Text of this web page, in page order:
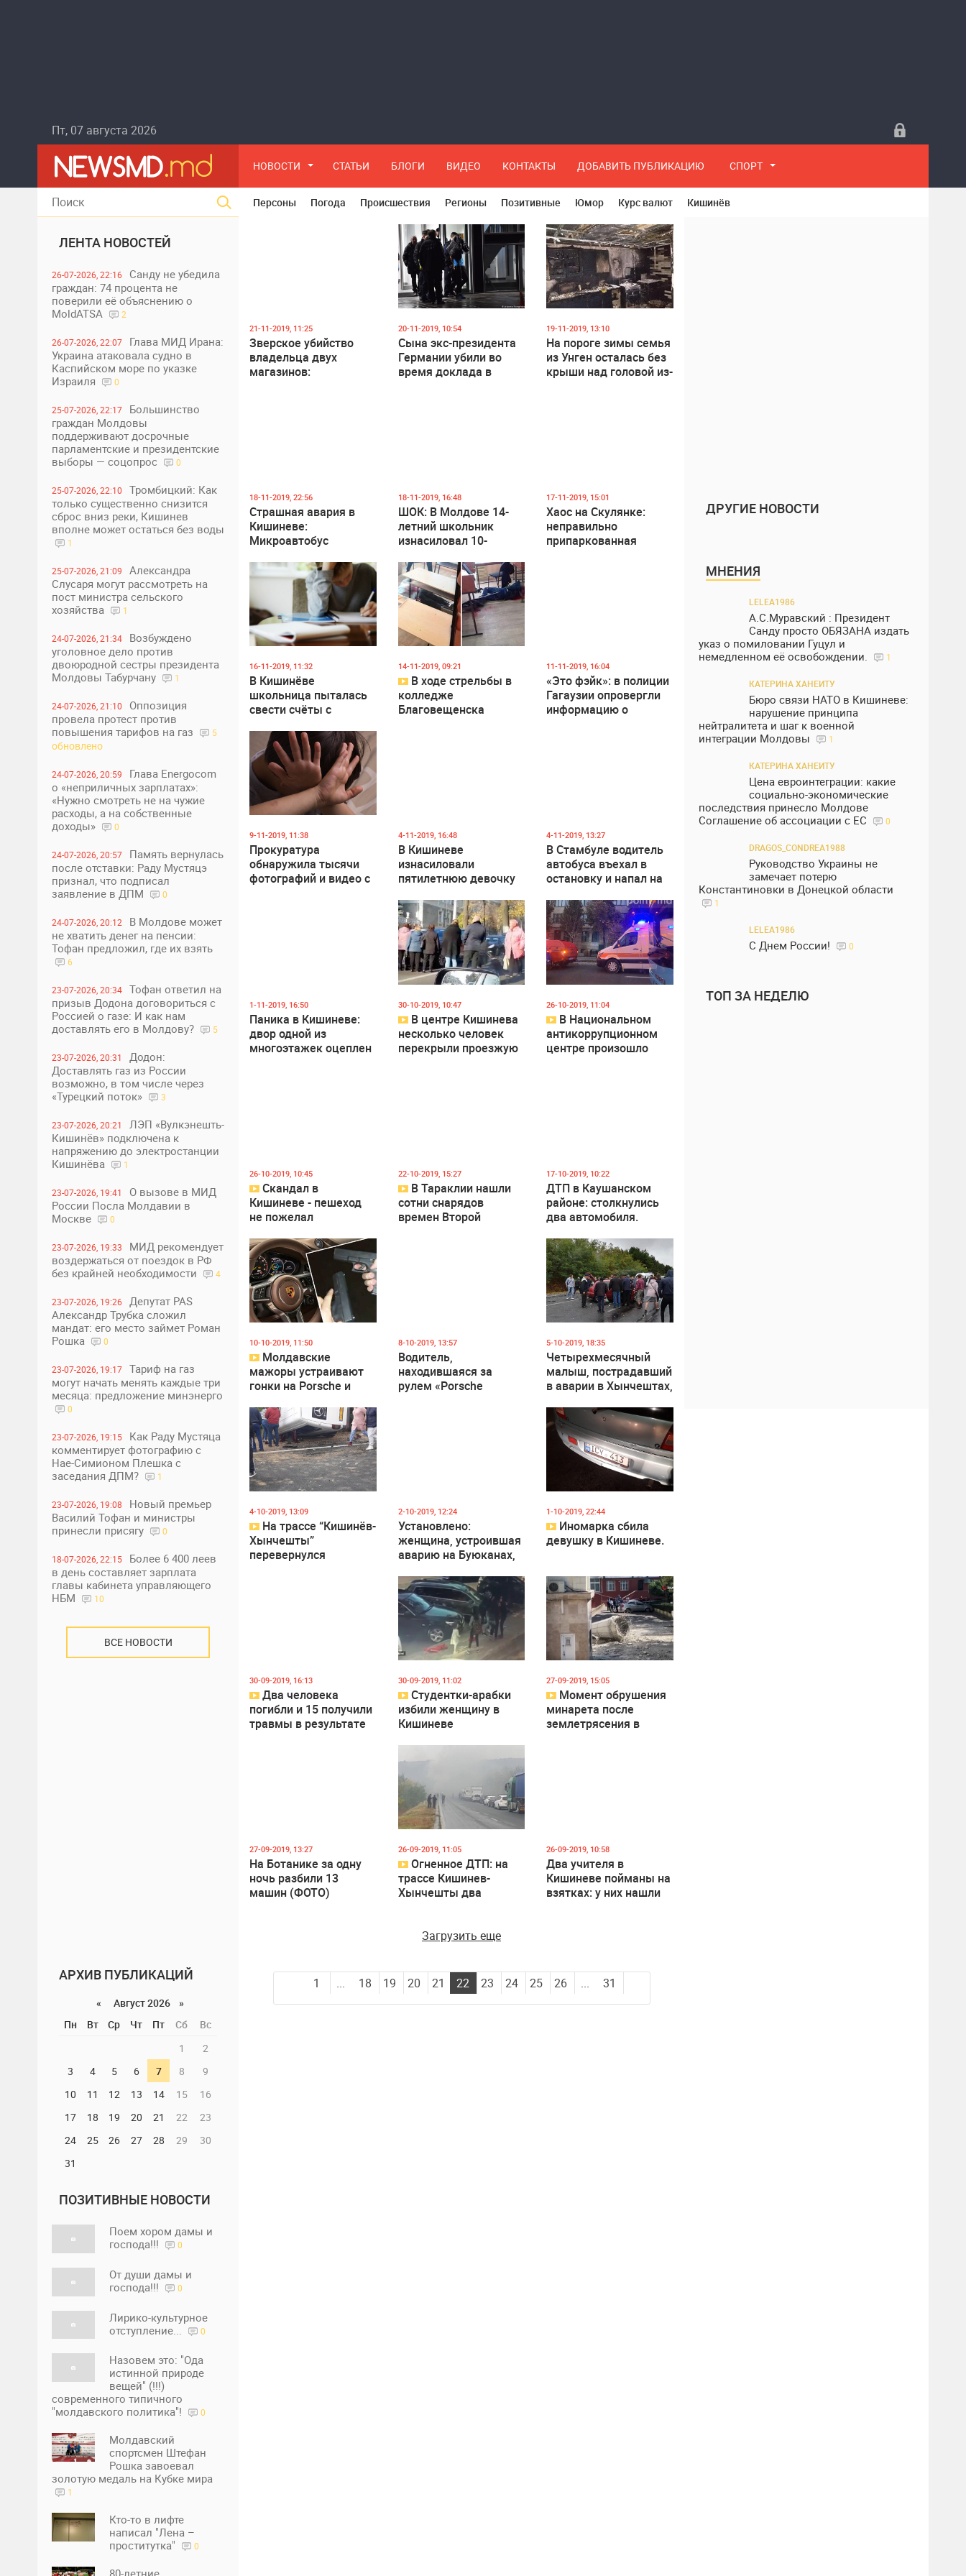
Пт, 07 августа 2026
НОВОСТИ СТАТЬИ БЛОГИ ВИДЕО КОНТАКТЫ ДОБАВИТЬ ПУБЛИКАЦИЮ СПОРТ
ЛЕНТА НОВОСТЕЙ
26-07-2026, 22:16
Санду не убедила
граждан: 74 процента не
поверили её объяснению о
MoldATSA
2
26-07-2026, 22:07
Глава МИД Ирана:
Украина атаковала судно в
Каспийском море по указке
Израиля
0
25-07-2026, 22:17
Большинство
граждан Молдовы
поддерживают досрочные
парламентские и президентские
выборы — соцопрос
0
25-07-2026, 22:10
Тромбицкий: Как
только существенно снизится
сброс вниз реки, Кишинев
вполне может остаться без воды
1
25-07-2026, 21:09
Александра
Слусаря могут рассмотреть на
пост министра сельского
хозяйства
1
24-07-2026, 21:34
Возбуждено
уголовное дело против
двоюродной сестры президента
Молдовы Табурчану
1
24-07-2026, 21:10
Оппозиция
провела протест против
повышения тарифов на газ
5
обновлено
24-07-2026, 20:59
Глава Energocom
о «неприличных зарплатах»:
«Нужно смотреть не на чужие
расходы, а на собственные
доходы»
0
24-07-2026, 20:57
Память вернулась
после отставки: Раду Мустяцэ
признал, что подписал
заявление в ДПМ
0
24-07-2026, 20:12
В Молдове может
не хватить денег на пенсии:
Тофан предложил, где их взять
6
23-07-2026, 20:34
Тофан ответил на
призыв Додона договориться с
Россией о газе: И как нам
доставлять его в Молдову?
5
23-07-2026, 20:31
Додон:
Доставлять газ из России
возможно, в том числе через
«Турецкий поток»
3
23-07-2026, 20:21
ЛЭП «Вулкэнешть-
Кишинёв» подключена к
напряжению до электростанции
Кишинёва
1
23-07-2026, 19:41
О вызове в МИД
России Посла Молдавии в
Москве
0
23-07-2026, 19:33
МИД рекомендует
воздержаться от поездок в РФ
без крайней необходимости
4
23-07-2026, 19:26
Депутат PAS
Александр Трубка сложил
мандат: его место займет Роман
Рошка
0
23-07-2026, 19:17
Тариф на газ
могут начать менять каждые три
месяца: предложение минэнерго
0
23-07-2026, 19:15
Как Раду Мустяца
комментирует фотографию с
Нае-Симионом Плешка с
заседания ДПМ?
1
23-07-2026, 19:08
Новый премьер
Василий Тофан и министры
принесли присягу
0
18-07-2026, 22:15
Более 6 400 леев
в день составляет зарплата
главы кабинета управляющего
НБМ
10
ВСЕ НОВОСТИ
АРХИВ ПУБЛИКАЦИЙ
«
Август 2026 »
Пн
Вт Ср Чт Пт Сб
Вс
1
2
3
4 5 6 7 8
9
10
11 12 13 14 15
16
17
18 19 20 21 22
23
24
25 26 27 28 29
30
31
ПОЗИТИВНЫЕ НОВОСТИ
Поем хором дамы и
господа!!!
0
От души дамы и
господа!!!
0
Лирико-культурное
отступление...
0
Назовем это: "Ода
истинной природе
вещей" (!!!)
современного типичного
"молдавского политика"!
0
Молдавский
спортсмен Штефан
Рошка завоевал
золотую медаль на Кубке мира
1
Кто-то в лифте
написал "Лена –
проститутка"
0
Персоны Погода Происшествия Регионы Позитивные Юмор Курс валют Кишинёв
0
21-11-2019, 11:25
Зверское убийство
владельца двух
магазинов:
0
20-11-2019, 10:54
Сына экс-президента
Германии убили во
время доклада в
0
19-11-2019, 13:10
На пороге зимы семья
из Унген осталась без
крыши над головой из-
0
18-11-2019, 22:56
Страшная авария в
Кишиневе:
Микроавтобус
чудом остался жив - с
тяжелыми травмами
госпитализирован
0
18-11-2019, 16:48
ШОК: В Молдове 14-
летний школьник
изнасиловал 10-
подросток не
задержан
1
17-11-2019, 15:01
Хаос на Скулянке:
неправильно
припаркованная
0
16-11-2019, 11:32
В Кишинёве
школьница пыталась
свести счёты с
0
14-11-2019, 09:21
В ходе стрельбы в
колледже
Благовещенска
0
11-11-2019, 16:04
«Это фэйк»: в полиции
Гагаузии опровергли
информацию о
0
9-11-2019, 11:38
Прокуратура
обнаружила тысячи
фотографий и видео с
0
4-11-2019, 16:48
В Кишиневе
изнасиловали
пятилетнюю девочку
реанимации
0
4-11-2019, 13:27
В Стамбуле водитель
автобуса въехал в
остановку и напал на
1-11-2019, 16:50
Паника в Кишиневе:
двор одной из
многоэтажек оцеплен
30-10-2019, 10:47
В центре Кишинева
несколько человек
перекрыли проезжую
26-10-2019, 11:04
В Национальном
антикоррупционном
центре произошло
26-10-2019, 10:45
Скандал в
Кишиневе - пешеход
не пожелал
автомобиль BMW
22-10-2019, 15:27
В Тараклии нашли
сотни снарядов
времен Второй
17-10-2019, 10:22
ДТП в Каушанском
районе: столкнулись
два автомобиля.
10-10-2019, 11:50
Молдавские
мажоры устраивают
гонки на Porsche и
пистолетов
8-10-2019, 13:57
Водитель,
находившаяся за
рулем «Porsche
5-10-2019, 18:35
Четырехмесячный
малыш, пострадавший
в аварии в Хынчештах,
0
4-10-2019, 13:09
На трассе “Кишинёв-
Хынчешты”
перевернулся
1
2-10-2019, 12:24
Установлено:
женщина, устроившая
аварию на Буюканах,
ДТП
12
1-10-2019, 22:44
Иномарка сбила
девушку в Кишиневе.
2
30-09-2019, 16:13
Два человека
погибли и 15 получили
травмы в результате
0
30-09-2019, 11:02
Студентки-арабки
избили женщину в
Кишиневе
0
27-09-2019, 15:05
Момент обрушения
минарета после
землетрясения в
0
27-09-2019, 13:27
На Ботанике за одну
ночь разбили 13
машин (ФОТО)
0 3 178
26-09-2019, 11:05
Огненное ДТП: на
трассе Кишинев-
Хынчешты два
столкновения (ФОТО,
3
26-09-2019, 10:58
Два учителя в
Кишиневе пойманы на
взятках: у них нашли
Загрузить еще
1 ... 18 19 20 21 22 23 24 25 26 ... 31
ДРУГИЕ НОВОСТИ
МНЕНИЯ
LELEA1986
А.С.Муравский : Президент
Санду просто ОБЯЗАНА издать
указ о помиловании Гуцул и
немедленном её освобождении.
1
КАТЕРИНА ХАНЕИТУ
Бюро связи НАТО в Кишиневе:
нарушение принципа
нейтралитета и шаг к военной
интеграции Молдовы
1
КАТЕРИНА ХАНЕИТУ
Цена евроинтеграции: какие
социально-экономические
последствия принесло Молдове
Соглашение об ассоциации с ЕС
0
DRAGOS_CONDREA1988
Руководство Украины не
замечает потерю
Константиновки в Донецкой области
1
LELEA1986
С Днем России! 0
ТОП ЗА НЕДЕЛЮ